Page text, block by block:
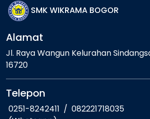
SMK WIKRAMA BOGOR
Alamat
Jl. Raya Wangun Kelurahan
16720
Telepon
0251-8242411 / 082221718035